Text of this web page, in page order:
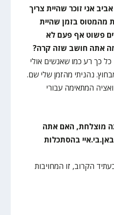
אני זוכר שהיית צריך
מהמטוס בזמן שהיית
פשוט אף פעם לא
אתה חושב שזה קרה?
כך רע כמו שאנשים אולי
נהניתי מהזמן שלי שם.
המתאימה עבורי
מוצלחת, האם אתה
בהסתכלות
הקרוב, זו המחויבות